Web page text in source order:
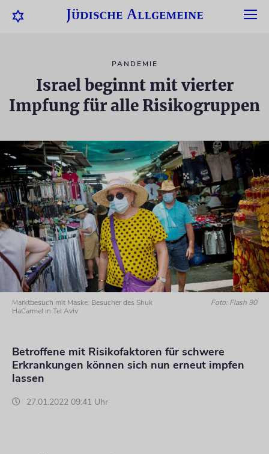
PANDEMIE
Israel beginnt mit vierter
Impfung für alle Risikogruppen
Marktbesuch mit Maske: Besucher des Shuk
HaCarmel in Tel Aviv
Foto: Flash 90
Betroffene mit Risikofaktoren für schwere
Erkrankungen können sich nun erneut impfen
lassen
27.01.2022 09:41 Uhr